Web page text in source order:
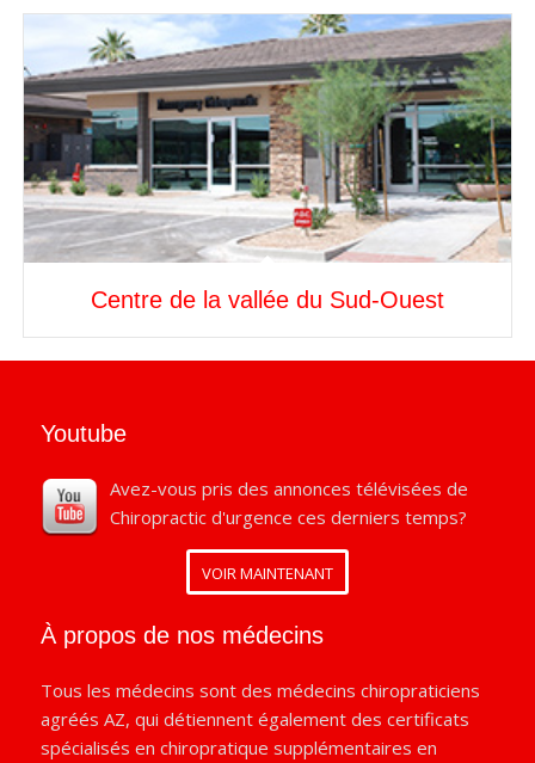
Centre de la vallée du Sud-Ouest
Youtube
Avez-vous pris des annonces télévisées de
Chiropractic d'urgence ces derniers temps?
VOIR MAINTENANT
À propos de nos médecins
Tous les médecins sont des médecins chiropraticiens
agréés AZ, qui détiennent également des certificats
spécialisés en chiropratique supplémentaires en